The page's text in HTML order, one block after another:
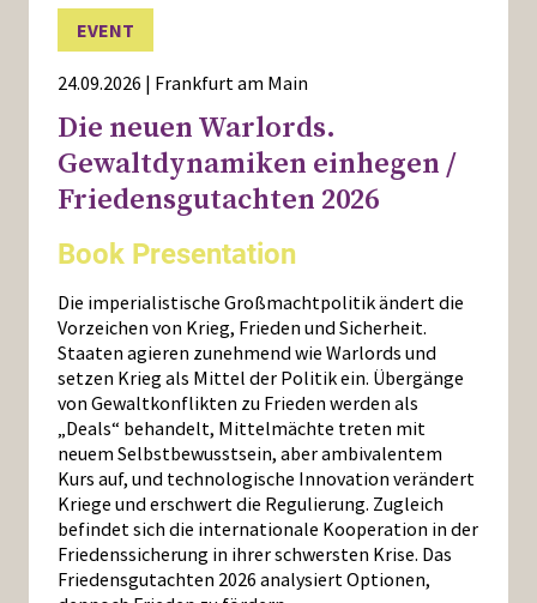
EVENT
24.09.2026 | Frankfurt am Main
Die neuen Warlords.
Gewaltdynamiken einhegen /
Friedensgutachten 2026
Book Presentation
Die imperialistische Großmachtpolitik ändert die
Vorzeichen von Krieg, Frieden und Sicherheit.
Staaten agieren zunehmend wie Warlords und
setzen Krieg als Mittel der Politik ein. Übergänge
von Gewaltkonflikten zu Frieden werden als
„Deals“ behandelt, Mittelmächte treten mit
neuem Selbstbewusstsein, aber ambivalentem
Kurs auf, und technologische Innovation verändert
Kriege und erschwert die Regulierung. Zugleich
befindet sich die internationale Kooperation in der
Friedenssicherung in ihrer schwersten Krise. Das
Friedensgutachten 2026 analysiert Optionen,